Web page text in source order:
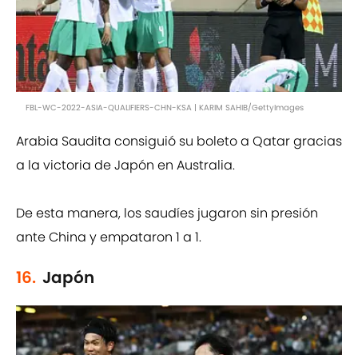
FBL-WC-2022-ASIA-QUALIFIERS-CHN-KSA | KARIM SAHIB/GettyImages
Arabia Saudita consiguió su boleto a Qatar gracias
a la victoria de Japón en Australia.
De esta manera, los saudíes jugaron sin presión
ante China y empataron 1 a 1.
16. Japón